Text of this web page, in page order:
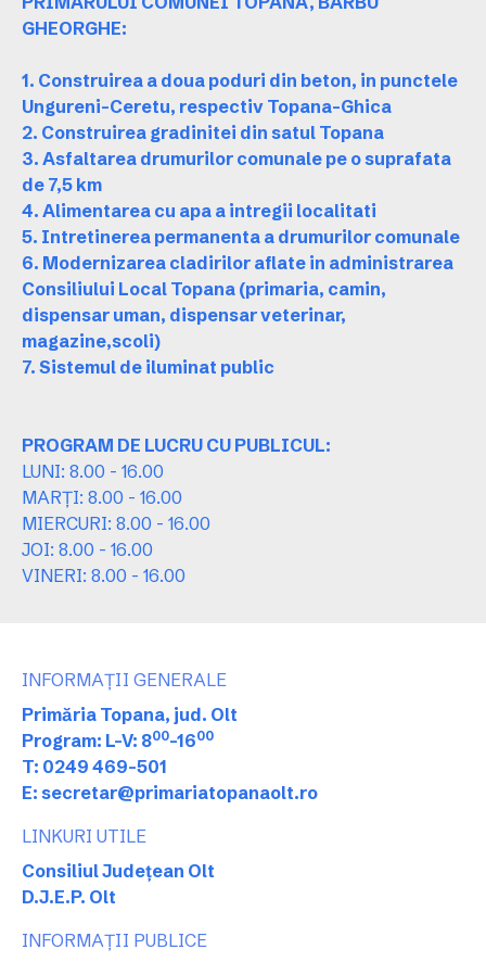
GHEORGHE:
1. Construirea a doua poduri din beton, in punctele
Ungureni-Ceretu, respectiv Topana-Ghica
2. Construirea gradinitei din satul Topana
3. Asfaltarea drumurilor comunale pe o suprafata
de 7,5 km
4. Alimentarea cu apa a intregii localitati
5. Intretinerea permanenta a drumurilor comunale
6. Modernizarea cladirilor aflate in administrarea
Consiliului Local Topana (primaria, camin,
dispensar uman, dispensar veterinar,
magazine,scoli)
7. Sistemul de iluminat public
PROGRAM DE LUCRU CU PUBLICUL:
LUNI: 8.00 - 16.00
MARȚI: 8.00 - 16.00
MIERCURI: 8.00 - 16.00
JOI: 8.00 - 16.00
VINERI: 8.00 - 16.00
INFORMAȚII GENERALE
Primăria Topana, jud. Olt
Program: L-V: 800-1600
T: 0249 469-501
E: secretar@primariatopanaolt.ro
LINKURI UTILE
Consiliul Județean Olt
D.J.E.P. Olt
INFORMAȚII PUBLICE